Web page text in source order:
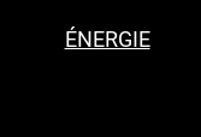
ÉNERGIE